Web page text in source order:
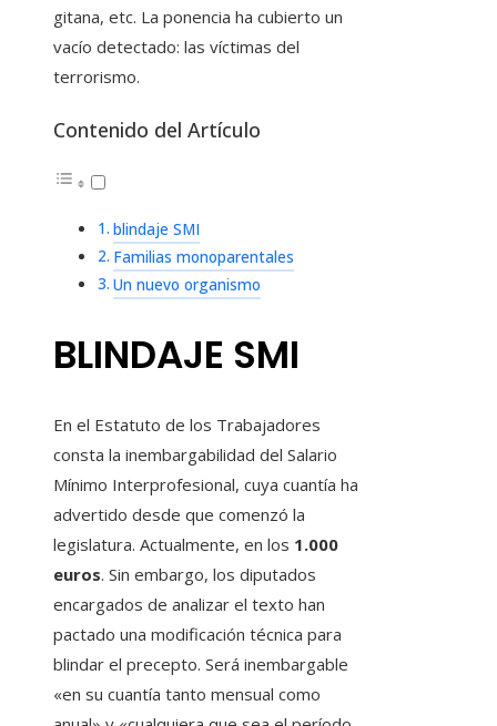
gitana, etc. La ponencia ha cubierto un
vacío detectado: las víctimas del
terrorismo.
Contenido del Artículo
blindaje SMI
Familias monoparentales
Un nuevo organismo
BLINDAJE SMI
En el Estatuto de los Trabajadores
consta la inembargabilidad del Salario
Mínimo Interprofesional, cuya cuantía ha
advertido desde que comenzó la
legislatura. Actualmente, en los 1.000
euros. Sin embargo, los diputados
encargados de analizar el texto han
pactado una modificación técnica para
blindar el precepto. Será inembargable
«en su cuantía tanto mensual como